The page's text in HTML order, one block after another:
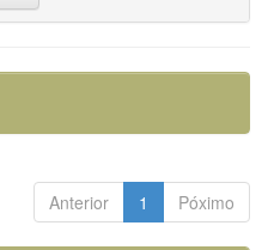
Anterior 1 Póximo